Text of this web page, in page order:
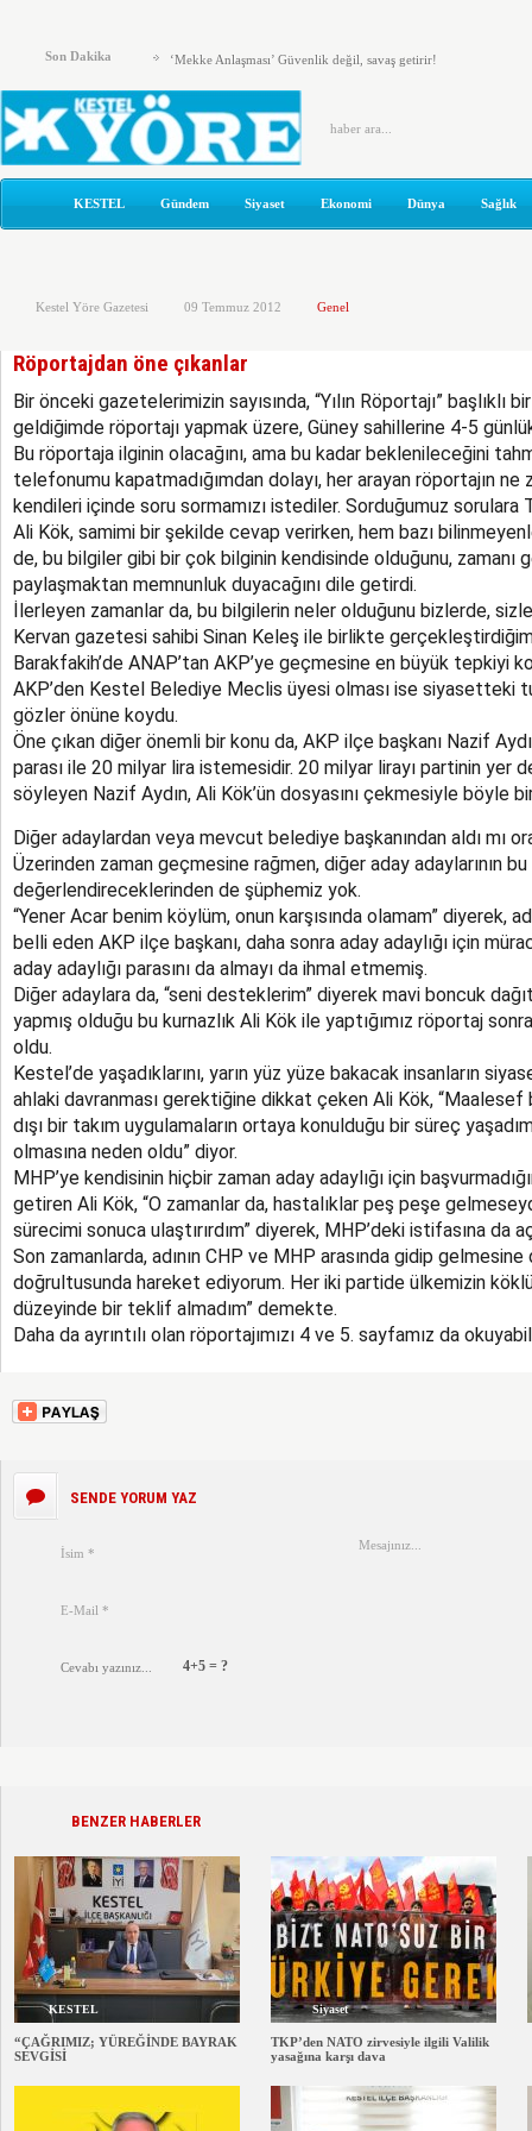
Son Dakika ‘Mekke Anlaşması’ Güvenlik değil, savaş getirir!
KESTEL ADD’DEN KAYMAKAM ZEYREK’E ZİYARET
KESTEL ÇİLEKSPOR DA MEHMET ÇALIK BAŞKAN
Kestel’de Eğitim Caddesi baştan sona yenilendi
Türkiye Yeni Bir siyasi Dönemin Eşiğinde
KOLTUKTAR OĞLU
Karacabey ve Mustafakemalpaşa’da yollar yenileniyor
KESTEL Gündem Siyaset Ekonomi Dünya Sağlık
Kestel Yöre Gazetesi 09 Temmuz 2012 Genel
Röportajdan öne çıkanlar
Bir önceki gazetelerimizin sayısında, “Yılın Röportajı” başlıklı
geldiğimde röportajı yapmak üzere, Güney sahillerine 4-5
Bu röportaja ilginin olacağını, ama bu kadar beklenileceğini
telefonumu kapatmadığımdan dolayı, her arayan röportajın ne
kendileri içinde soru sormamızı istediler. Sorduğumuz sorulara
Ali Kök, samimi bir şekilde cevap verirken, hem bazı
de, bu bilgiler gibi bir çok bilginin kendisinde olduğunu, zamanı
paylaşmaktan memnunluk duyacağını dile getirdi.
İlerleyen zamanlar da, bu bilgilerin neler olduğunu bizlerde,
Kervan gazetesi sahibi Sinan Keleş ile birlikte
Barakfakih’de ANAP’tan AKP’ye geçmesine en büyük tepkiyi
AKP’den Kestel Belediye Meclis üyesi olması ise siyasetteki
gözler önüne koydu.
Öne çıkan diğer önemli bir konu da, AKP ilçe başkanı Nazif
parası ile 20 milyar lira istemesidir. 20 milyar lirayı partinin yer
söyleyen Nazif Aydın, Ali Kök’ün dosyasını çekmesiyle böyle
Diğer adaylardan veya mevcut belediye başkanından aldı mı
Üzerinden zaman geçmesine rağmen, diğer aday adaylarının
değerlendireceklerinden de şüphemiz yok.
“Yener Acar benim köylüm, onun karşısında olamam” diyerek,
belli eden AKP ilçe başkanı, daha sonra aday adaylığı için
aday adaylığı parasını da almayı da ihmal etmemiş.
Diğer adaylara da, “seni desteklerim” diyerek mavi boncuk
yapmış olduğu bu kurnazlık Ali Kök ile yaptığımız röportaj
oldu.
Kestel’de yaşadıklarını, yarın yüz yüze bakacak insanların
ahlaki davranması gerektiğine dikkat çeken Ali Kök,
dışı bir takım uygulamaların ortaya konulduğu bir süreç
olmasına neden oldu” diyor.
MHP’ye kendisinin hiçbir zaman aday adaylığı için
getiren Ali Kök, “O zamanlar da, hastalıklar peş peşe
sürecimi sonuca ulaştırırdım” diyerek, MHP’deki istifasına da
Son zamanlarda, adının CHP ve MHP arasında gidip gelmesine
doğrultusunda hareket ediyorum. Her iki partide ülkemizin
düzeyinde bir teklif almadım” demekte.
Daha da ayrıntılı olan röportajımızı 4 ve 5. sayfamız da
SENDE YORUM YAZ
4+5 = ?
BENZER HABERLER
KESTEL
“ÇAĞRIMIZ; YÜREĞİNDE BAYRAK
SEVGİSİ
Siyaset
TKP’den NATO zirvesiyle ilgili Valilik
yasağına karşı dava